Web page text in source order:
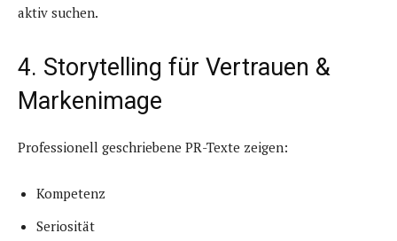
aktiv suchen.
4. Storytelling für Vertrauen &
Markenimage
Professionell geschriebene PR-Texte zeigen:
Kompetenz
Seriosität